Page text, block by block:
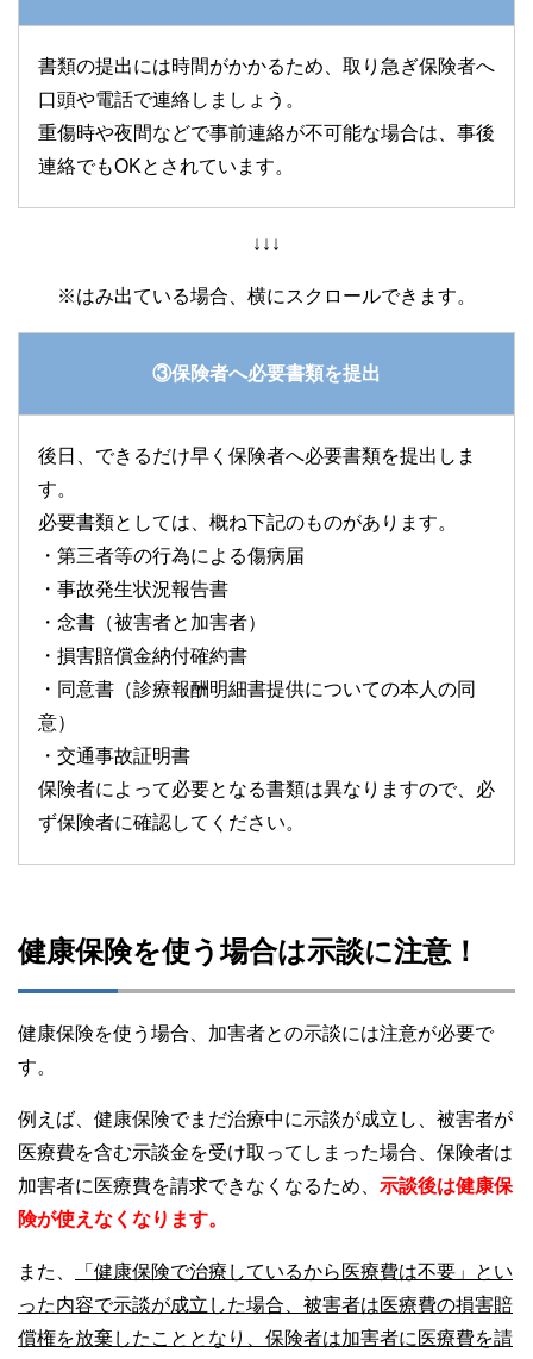
書類の提出には時間がかかるため、取り急ぎ保険者へ
口頭や電話で連絡しましょう。
重傷時や夜間などで事前連絡が不可能な場合は、事後
連絡でもOKとされています。
↓↓↓
③保険者へ必要書類を提出
後日、できるだけ早く保険者へ必要書類を提出しま
す。
必要書類としては、概ね下記のものがあります。
・第三者等の行為による傷病届
・事故発生状況報告書
・念書（被害者と加害者）
・損害賠償金納付確約書
・同意書（診療報酬明細書提供についての本人の同
意）
・交通事故証明書
保険者によって必要となる書類は異なりますので、必
ず保険者に確認してください。
健康保険を使う場合は示談に注意！
健康保険を使う場合、加害者との示談には注意が必要で
す。
例えば、健康保険でまだ治療中に示談が成立し、被害者が
医療費を含む示談金を受け取ってしまった場合、保険者は
加害者に医療費を請求できなくなるため、 示談後は健康保
険が使えなくなります。
また、
「健康保険で治療しているから医療費は不要」とい
った内容で示談が成立した場合、被害者は医療費の損害賠
償権を放棄したこととなり、保険者は加害者に医療費を請